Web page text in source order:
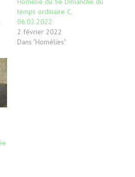
temps ordinaire C,
06.02.2022
2 février 2022
Dans "Homélies"